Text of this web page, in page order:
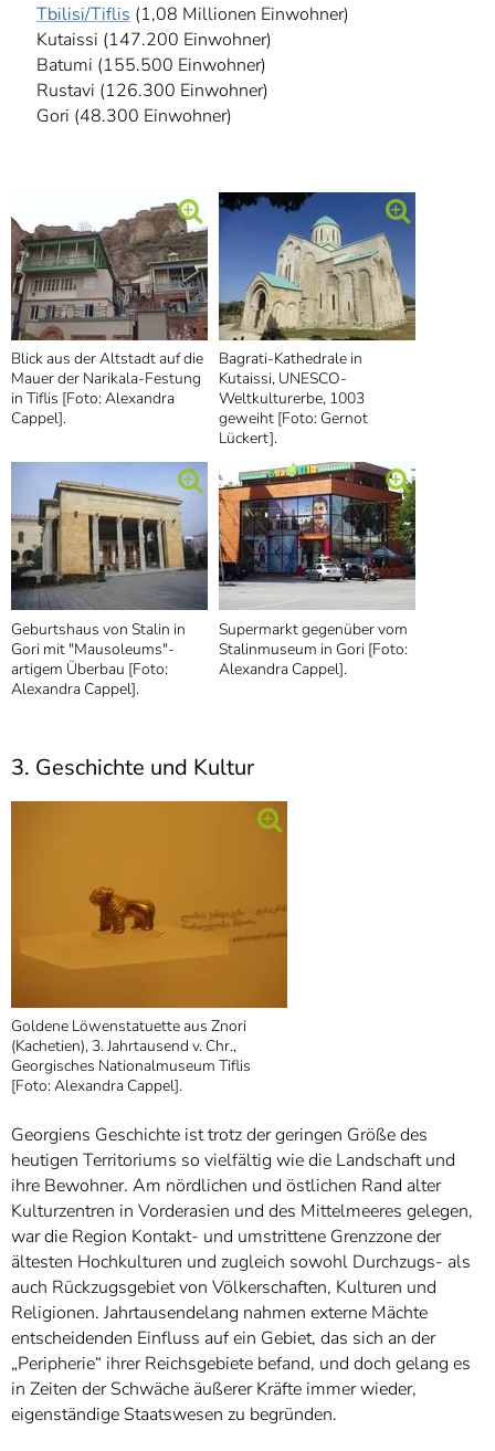
Tbilisi/Tiflis (1,08 Millionen Einwohner)
Kutaissi (147.200 Einwohner)
Batumi (155.500 Einwohner)
Rustavi (126.300 Einwohner)
Gori (48.300 Einwohner)
Blick aus der Altstadt auf die
Mauer der Narikala-Festung
in Tiflis [Foto: Alexandra
Cappel].
Bagrati-Kathedrale in
Kutaissi, UNESCO-
Weltkulturerbe, 1003
geweiht [Foto: Gernot
Lückert].
Geburtshaus von Stalin in
Gori mit "Mausoleums"-
artigem Überbau [Foto:
Alexandra Cappel].
Supermarkt gegenüber vom
Stalinmuseum in Gori [Foto:
Alexandra Cappel].
3. Geschichte und Kultur
Goldene Löwenstatuette aus Znori
(Kachetien), 3. Jahrtausend v. Chr.,
Georgisches Nationalmuseum Tiflis
[Foto: Alexandra Cappel].
Georgiens Geschichte ist trotz der geringen Größe des
heutigen Territoriums so vielfältig wie die Landschaft und
ihre Bewohner. Am nördlichen und östlichen Rand alter
Kulturzentren in Vorderasien und des Mittelmeeres gelegen,
war die Region Kontakt- und umstrittene Grenzzone der
ältesten Hochkulturen und zugleich sowohl Durchzugs- als
auch Rückzugsgebiet von Völkerschaften, Kulturen und
Religionen. Jahrtausendelang nahmen externe Mächte
entscheidenden Einfluss auf ein Gebiet, das sich an der
„Peripherie“ ihrer Reichsgebiete befand, und doch gelang es
in Zeiten der Schwäche äußerer Kräfte immer wieder,
eigenständige Staatswesen zu begründen.